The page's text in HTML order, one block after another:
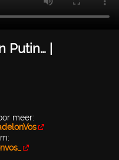
Putin… |
meer: